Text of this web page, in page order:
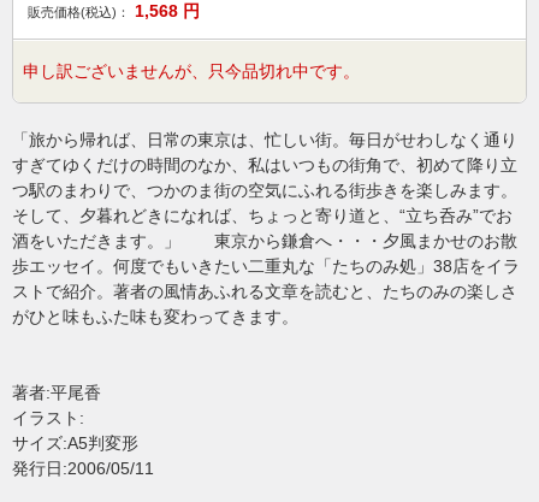
販売価格(税込)：
1,568 円
申し訳ございませんが、只今品切れ中です。
「旅から帰れば、日常の東京は、忙しい街。毎日がせわしなく通り
すぎてゆくだけの時間のなか、私はいつもの街角で、初めて降り立
つ駅のまわりで、つかのま街の空気にふれる街歩きを楽しみます。
そして、夕暮れどきになれば、ちょっと寄り道と、“立ち呑み”でお
酒をいただきます。」 東京から鎌倉へ・・・夕風まかせのお散
歩エッセイ。何度でもいきたい二重丸な「たちのみ処」38店をイラ
ストで紹介。著者の風情あふれる文章を読むと、たちのみの楽しさ
がひと味もふた味も変わってきます。
著者:平尾香
イラスト:
サイズ:A5判変形
発行日:2006/05/11